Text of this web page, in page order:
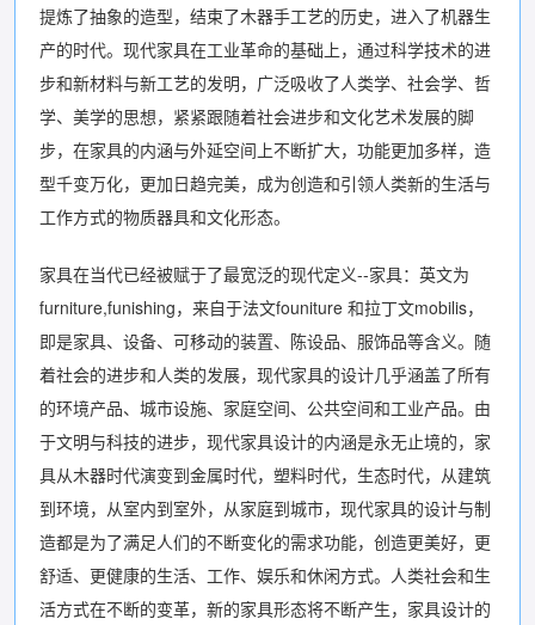
提炼了抽象的造型，结束了木器手工艺的历史，进入了机器生
产的时代。现代家具在工业革命的基础上，通过科学技术的进
步和新材料与新工艺的发明，广泛吸收了人类学、社会学、哲
学、美学的思想，紧紧跟随着社会进步和文化艺术发展的脚
步，在家具的内涵与外延空间上不断扩大，功能更加多样，造
型千变万化，更加日趋完美，成为创造和引领人类新的生活与
工作方式的物质器具和文化形态。
家具在当代已经被赋于了最宽泛的现代定义--家具：英文为
furniture,funishing，来自于法文founiture 和拉丁文mobilis，
即是家具、设备、可移动的装置、陈设品、服饰品等含义。随
着社会的进步和人类的发展，现代家具的设计几乎涵盖了所有
的环境产品、城市设施、家庭空间、公共空间和工业产品。由
于文明与科技的进步，现代家具设计的内涵是永无止境的，家
具从木器时代演变到金属时代，塑料时代，生态时代，从建筑
到环境，从室内到室外，从家庭到城市，现代家具的设计与制
造都是为了满足人们的不断变化的需求功能，创造更美好，更
舒适、更健康的生活、工作、娱乐和休闲方式。人类社会和生
活方式在不断的变革，新的家具形态将不断产生，家具设计的